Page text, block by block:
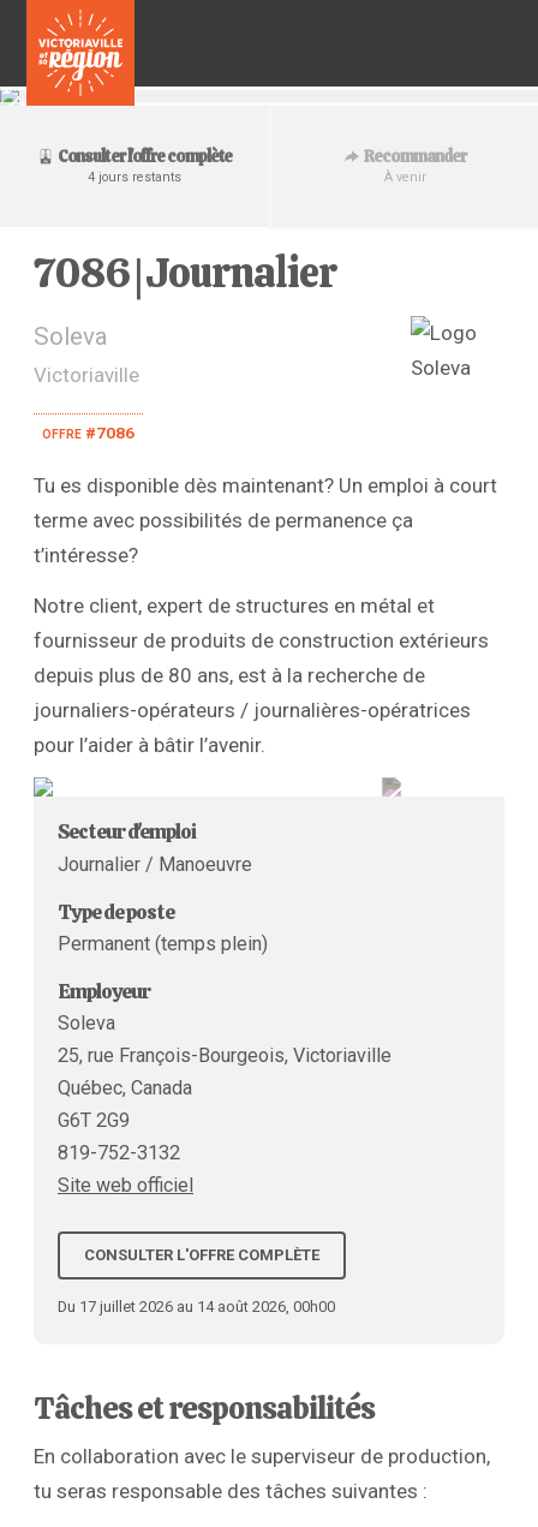
Consulter l'offre complète
4 jours restants
Recommander
À venir
7086 | Journalier
Soleva
Victoriaville
offre #7086
Tu es disponible dès maintenant? Un emploi à court
terme avec possibilités de permanence ça
t’intéresse?
Notre client, expert de structures en métal et
fournisseur de produits de construction extérieurs
depuis plus de 80 ans, est à la recherche de
journaliers-opérateurs / journalières-opératrices
pour l’aider à bâtir l’avenir.
Secteur d'emploi
Journalier / Manoeuvre
Type de poste
Permanent (temps plein)
Employeur
Soleva
25, rue François-Bourgeois, Victoriaville
Québec, Canada
G6T 2G9
819-752-3132
Site web officiel
CONSULTER L'OFFRE COMPLÈTE
Du 17 juillet 2026 au 14 août 2026, 00h00
Tâches et responsabilités
En collaboration avec le superviseur de production,
tu seras responsable des tâches suivantes :